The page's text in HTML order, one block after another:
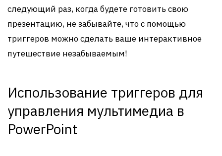
следующий раз, когда будете готовить свою
презентацию, не забывайте, что с помощью
триггеров можно сделать ваше интерактивное
путешествие незабываемым!
Использование триггеров для
управления мультимедиа в
PowerPoint